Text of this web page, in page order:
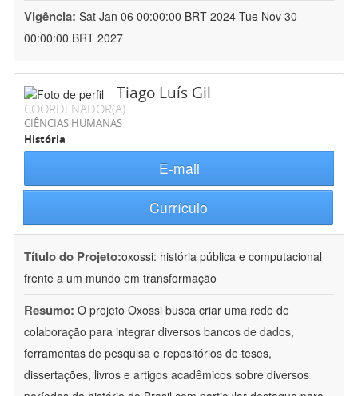
Vigência: Sat Jan 06 00:00:00 BRT 2024-Tue Nov 30
00:00:00 BRT 2027
Tiago Luís Gil
COORDENADOR(A)
CIÊNCIAS HUMANAS
História
E-mail
Currículo
Título do Projeto:oxossi: história pública e computacional
frente a um mundo em transformação
Resumo: O projeto Oxossi busca criar uma rede de
colaboração para integrar diversos bancos de dados,
ferramentas de pesquisa e repositórios de teses,
dissertações, livros e artigos acadêmicos sobre diversos